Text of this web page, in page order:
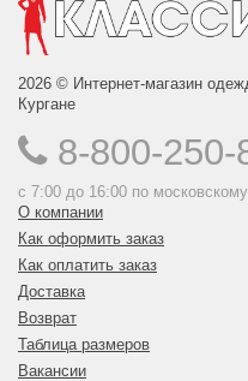
2026 © Интернет-магазин
Кургане
8-800-250-
с 7:00 до 16:00 по
О компании
Как оформить заказ
Как оплатить заказ
Доставка
Возврат
Таблица размеров
Вакансии